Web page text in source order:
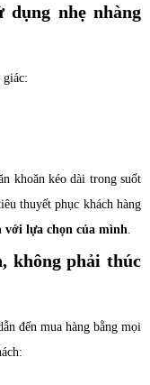
dụng nhẹ nhàng
khoăn kéo dài trong suốt
thuyết phục khách hàng
lựa chọn của mình
không phải thúc
đến mua hàng bằng mọi